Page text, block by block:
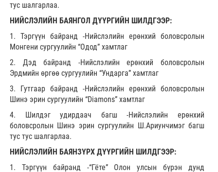
тус шалгарлаа.
НИЙСЛЭЛИЙН БАЯНГОЛ ДҮҮРГИЙН ШИЛДГЭЭР:
1. Тэргүүн байранд -Нийслэлийн ерөнхий боловсролын
Монгени сургуулийн “Одод” хамтлаг
2. Дэд байранд -Нийслэлийн ерөнхий боловсролын
Эрдмийн өргөө сургуулийн “Ундарга” хамтлаг
3. Гутгаар байранд -Нийслэлийн ерөнхий боловсролын
Шинэ эрин сургуулийн “Diamons” хамтлаг
4. Шилдэг удирдаач багш -Нийслэлийн ерөнхий
боловсролын Шинэ эрин сургуулийн Ш.Ариунчимэг багш
тус тус шалгарлаа.
НИЙСЛЭЛИЙН БАЯНЗҮРХ ДҮҮРГИЙН ШИЛДГЭЭР:
1. Тэргүүн байранд -“Гёте” Олон улсын бүрэн дунд